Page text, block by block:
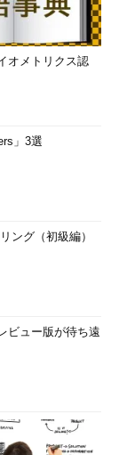
オメトリクス認
」3選
ング（初級編）
ビュー版が待ち遠